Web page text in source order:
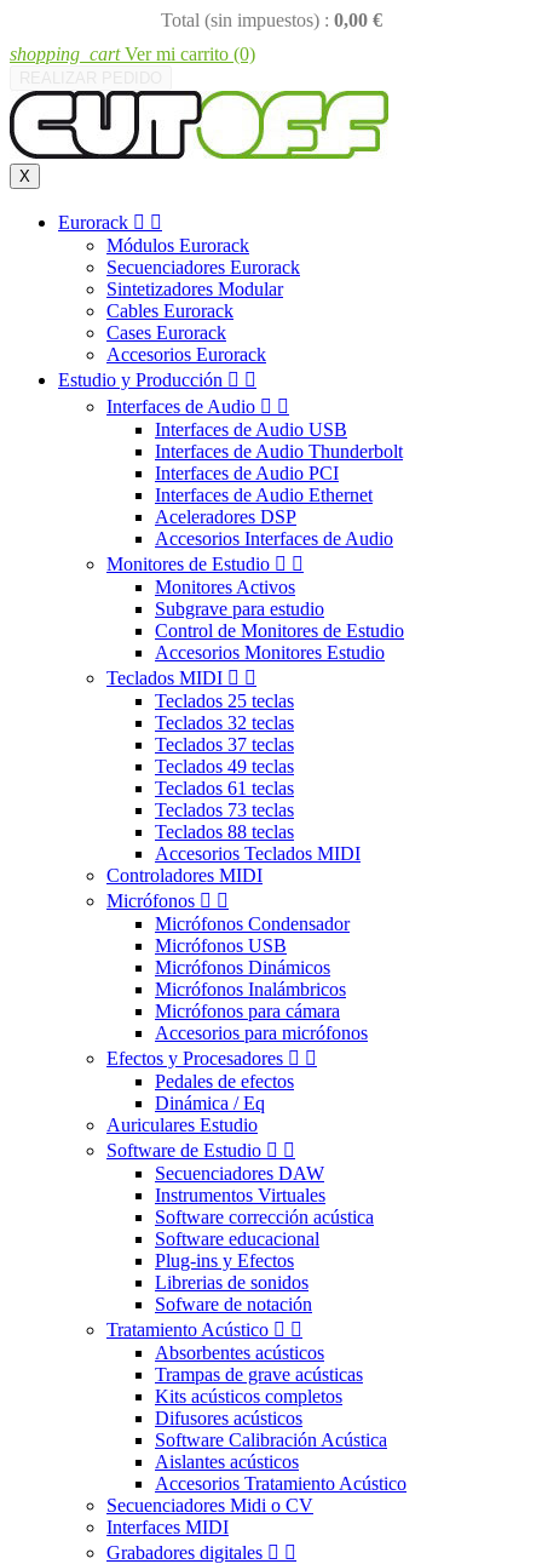
Total (sin impuestos) : 0,00 €
shopping_cart Ver mi carrito (0)
X
Eurorack  
Módulos Eurorack
Secuenciadores Eurorack
Sintetizadores Modular
Cables Eurorack
Cases Eurorack
Accesorios Eurorack
Estudio y Producción  
Interfaces de Audio  
Interfaces de Audio USB
Interfaces de Audio Thunderbolt
Interfaces de Audio PCI
Interfaces de Audio Ethernet
Aceleradores DSP
Accesorios Interfaces de Audio
Monitores de Estudio  
Monitores Activos
Subgrave para estudio
Control de Monitores de Estudio
Accesorios Monitores Estudio
Teclados MIDI  
Teclados 25 teclas
Teclados 32 teclas
Teclados 37 teclas
Teclados 49 teclas
Teclados 61 teclas
Teclados 73 teclas
Teclados 88 teclas
Accesorios Teclados MIDI
Controladores MIDI
Micrófonos  
Micrófonos Condensador
Micrófonos USB
Micrófonos Dinámicos
Micrófonos Inalámbricos
Micrófonos para cámara
Accesorios para micrófonos
Efectos y Procesadores  
Pedales de efectos
Dinámica / Eq
Auriculares Estudio
Software de Estudio  
Secuenciadores DAW
Instrumentos Virtuales
Software corrección acústica
Software educacional
Plug-ins y Efectos
Librerias de sonidos
Sofware de notación
Tratamiento Acústico  
Absorbentes acústicos
Trampas de grave acústicas
Kits acústicos completos
Difusores acústicos
Software Calibración Acústica
Aislantes acústicos
Accesorios Tratamiento Acústico
Secuenciadores Midi o CV
Interfaces MIDI
Grabadores digitales  